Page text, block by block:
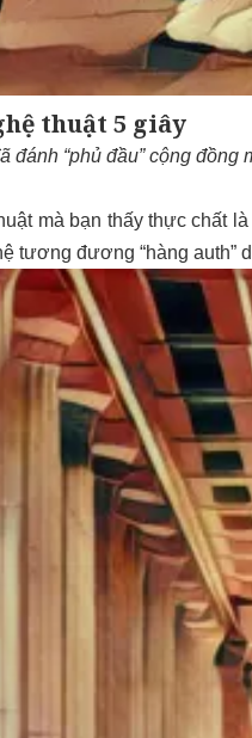
thuật 5 giây
đánh “phủ đầu” cộng
mà bạn thấy thực chất
tương đương “hàng auth”